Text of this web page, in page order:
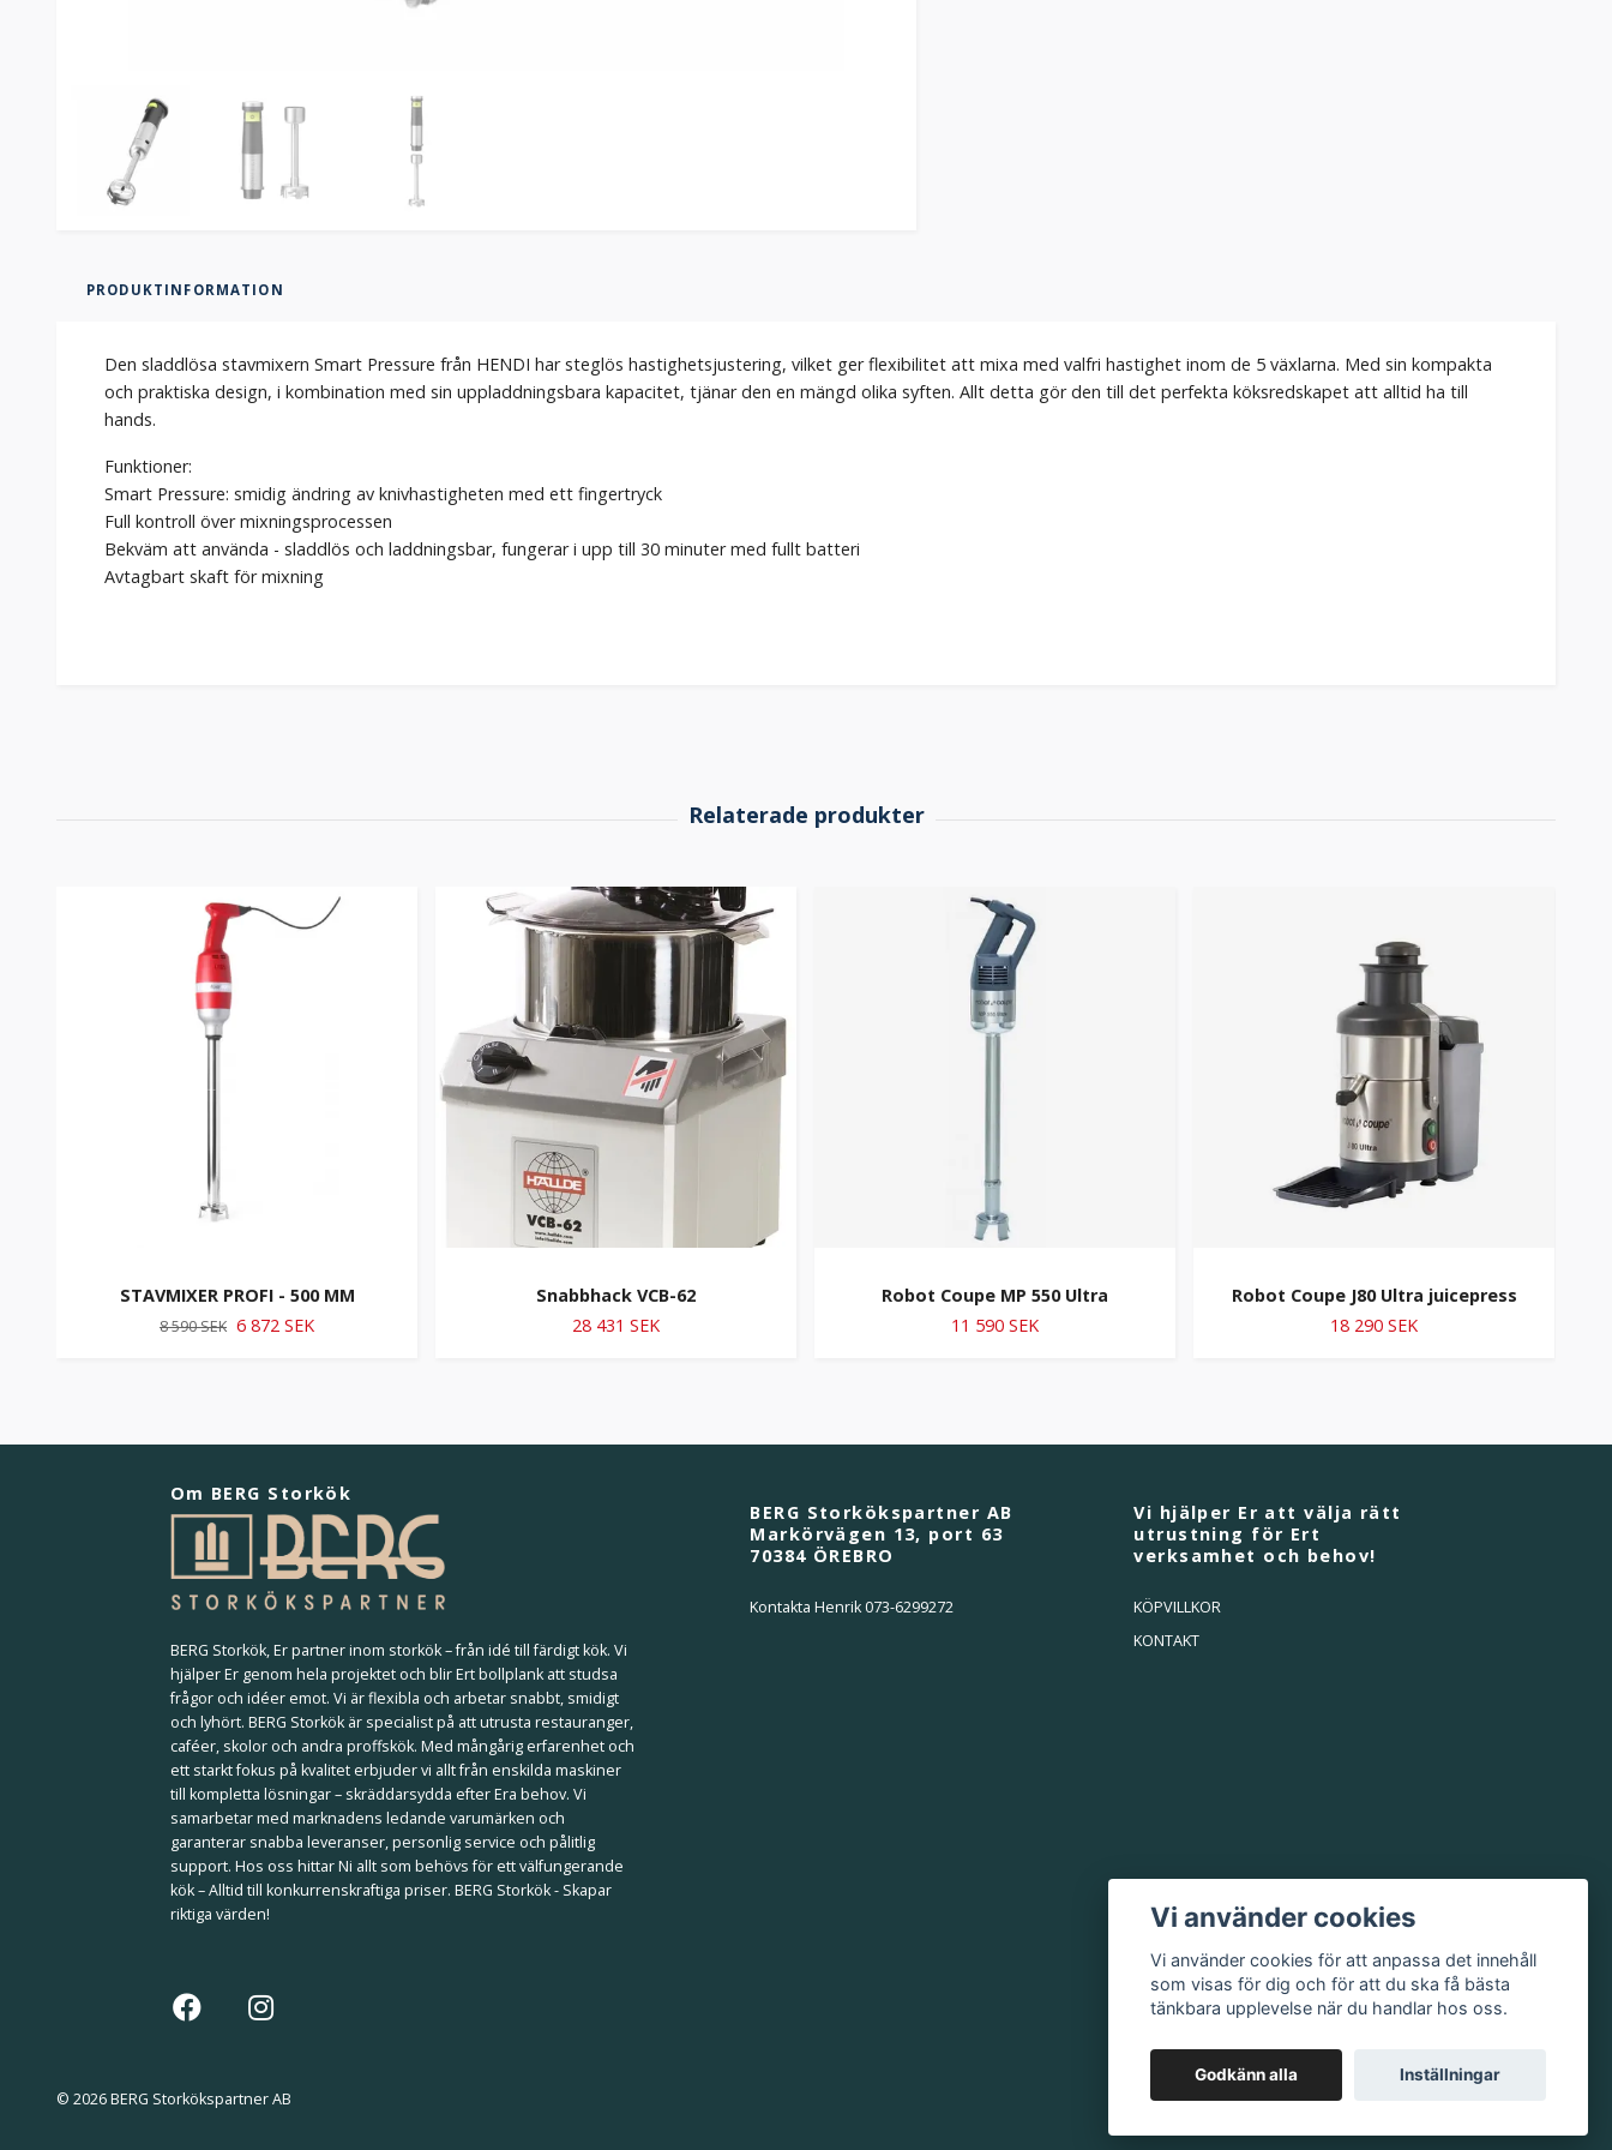
PRODUKTINFORMATION
Den sladdlösa stavmixern Smart Pressure från HENDI har steglös hastighetsjustering, vilket ger flexibilitet att mixa med valfri hastighet inom de 5 växlarna. Med sin kompakta
och praktiska design, i kombination med sin uppladdningsbara kapacitet, tjänar den en mängd olika syften. Allt detta gör den till det perfekta köksredskapet att alltid ha till
hands.
Funktioner:
Smart Pressure: smidig ändring av knivhastigheten med ett fingertryck
Full kontroll över mixningsprocessen
Bekväm att använda - sladdlös och laddningsbar, fungerar i upp till 30 minuter med fullt batteri
Avtagbart skaft för mixning
STAVMIXER PROFI - 500 MM
8 590 SEK 6 872 SEK
Snabbhack VCB-62
28 431 SEK
Robot Coupe MP 550 Ultra
11 590 SEK
Robot Coupe J80 Ultra juicepress
18 290 SEK
Om BERG Storkök
BERG Storkök, Er partner inom storkök – från idé till färdigt kök. Vi
hjälper Er genom hela projektet och blir Ert bollplank att studsa
frågor och idéer emot. Vi är flexibla och arbetar snabbt, smidigt
och lyhört. BERG Storkök är specialist på att utrusta restauranger,
caféer, skolor och andra proffskök. Med mångårig erfarenhet och
ett starkt fokus på kvalitet erbjuder vi allt från enskilda maskiner
till kompletta lösningar – skräddarsydda efter Era behov. Vi
samarbetar med marknadens ledande varumärken och
garanterar snabba leveranser, personlig service och pålitlig
support. Hos oss hittar Ni allt som behövs för ett välfungerande
kök – Alltid till konkurrenskraftiga priser. BERG Storkök - Skapar
riktiga värden!
BERG Storkökspartner AB
Markörvägen 13, port 63
70384 ÖREBRO
Kontakta Henrik 073-6299272
Vi hjälper Er att välja rätt
utrustning för Ert
verksamhet och behov!
KÖPVILLKOR
KONTAKT
© 2026 BERG Storkökspartner AB
Vi använder cookies
Vi använder cookies för att anpassa det innehåll
som visas för dig och för att du ska få bästa
tänkbara upplevelse när du handlar hos oss.
Godkänn alla Inställningar